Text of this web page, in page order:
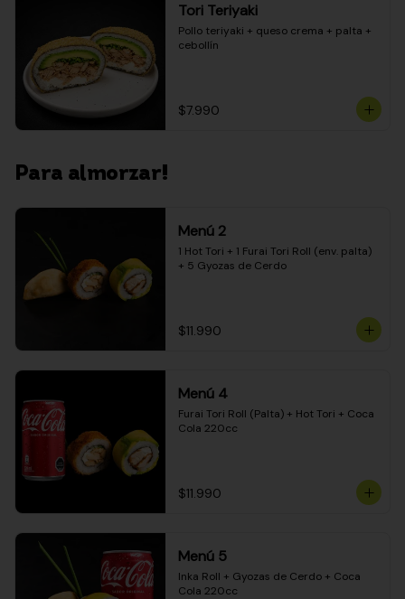
Tori Teriyaki
Pollo teriyaki + queso crema + palta +
cebollín
$7.990
Para almorzar!
Menú 2
1 Hot Tori + 1 Furai Tori Roll (env. palta)
+ 5 Gyozas de Cerdo
$11.990
Menú 4
Furai Tori Roll (Palta) + Hot Tori + Coca
Cola 220cc
$11.990
Menú 5
Inka Roll + Gyozas de Cerdo + Coca
Cola 220cc